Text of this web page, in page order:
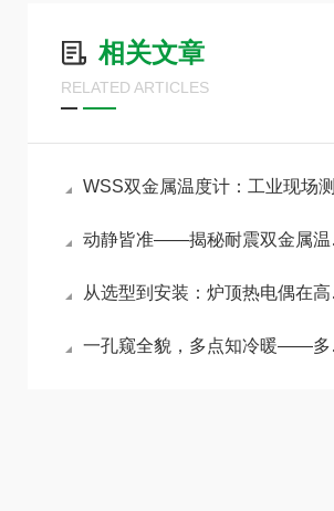
相关文章
RELATED ARTICLES
WSS双金属温度计：工业现场测温的“全能通用标尺”
动静皆准——揭秘耐震双金属温度计在强振动环境下的测温奥秘
从选型到安装：炉顶热电偶在高温恶劣环境中的可靠设计与工程实践
一孔窥全貌，多点知冷暖——多点热电偶实现反应器与储罐的立体测温